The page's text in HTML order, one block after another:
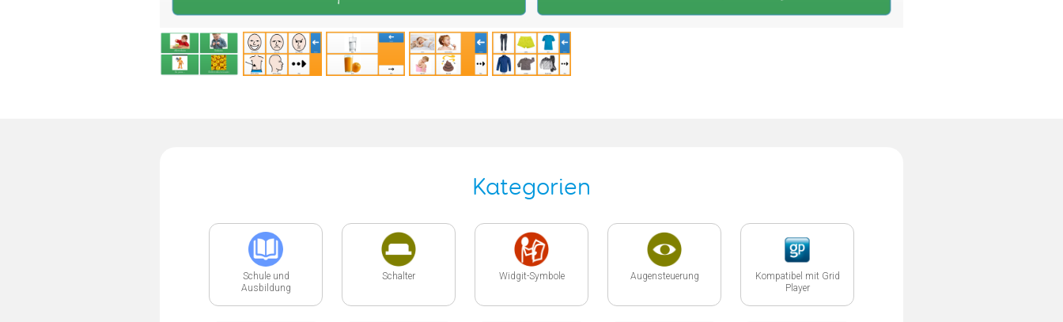
Kategorien
Schule und
Ausbildung
Schalter Widgit-Symbole Augensteuerung
Kompatibel mit Grid
Player